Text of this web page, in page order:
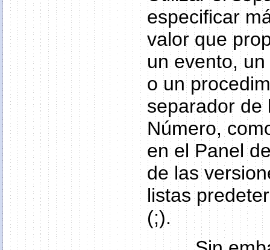
especificar
valor que
un evento,
o un
separador de
Número,
en el Panel
de las
listas
(;).